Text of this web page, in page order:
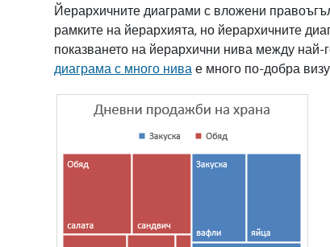
Йерархичните диаграми с вложени
рамките на йерархията, но йерархичните
показването на йерархични нива между най-
диаграма с много нива е много по-добра